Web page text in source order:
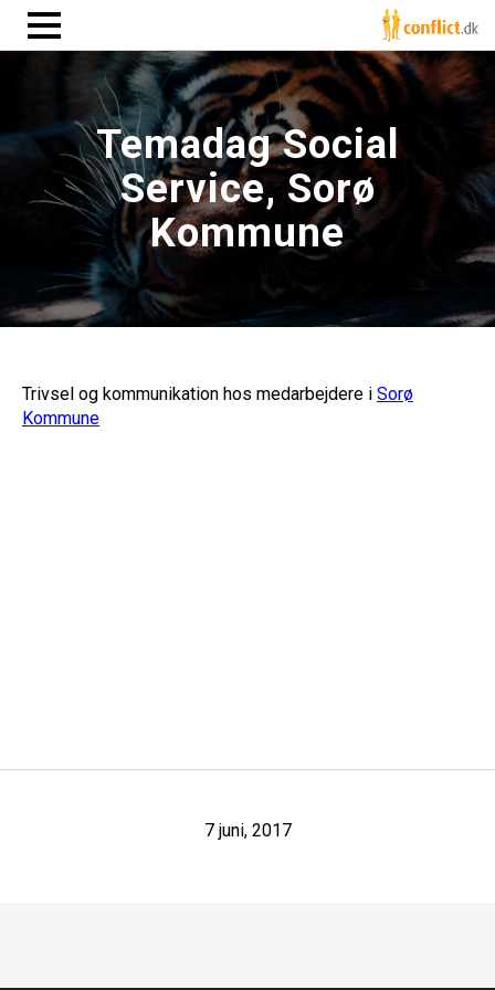
Temadag Social
Service, Sorø
Kommune
Trivsel og kommunikation hos medarbejdere i Sorø
Kommune
7 juni, 2017